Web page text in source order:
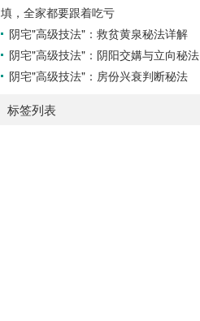
填，全家都要跟着吃亏
阴宅"高级技法"：救贫黄泉秘法详解
阴宅"高级技法"：阴阳交媾与立向秘法
阴宅"高级技法"：房份兴衰判断秘法
标签列表